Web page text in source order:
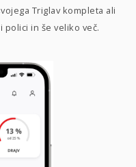
Triglav kompleta ali
in še veliko več.